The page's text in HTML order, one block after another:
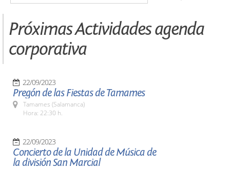
Próximas Actividades agenda
corporativa
22/09/2023
Pregón de las Fiestas de Tamames
Tamames (Salamanca)
Hora: 22:30 h.
22/09/2023
Concierto de la Unidad de Música de
la división San Marcial